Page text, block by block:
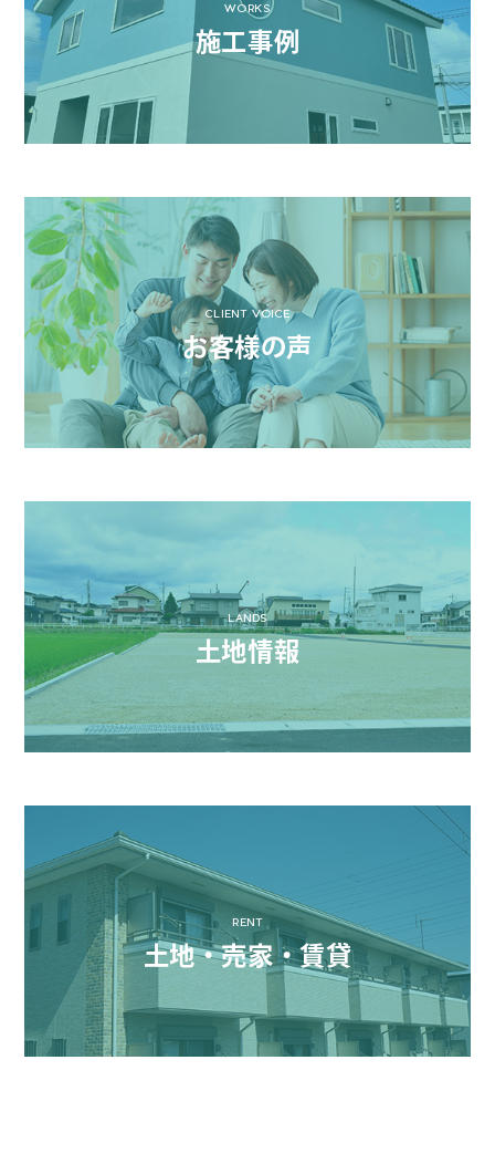
WORKS
施工事例
CLIENT VOICE
お客様の声
LANDS
土地情報
RENT
土地・売家・賃貸